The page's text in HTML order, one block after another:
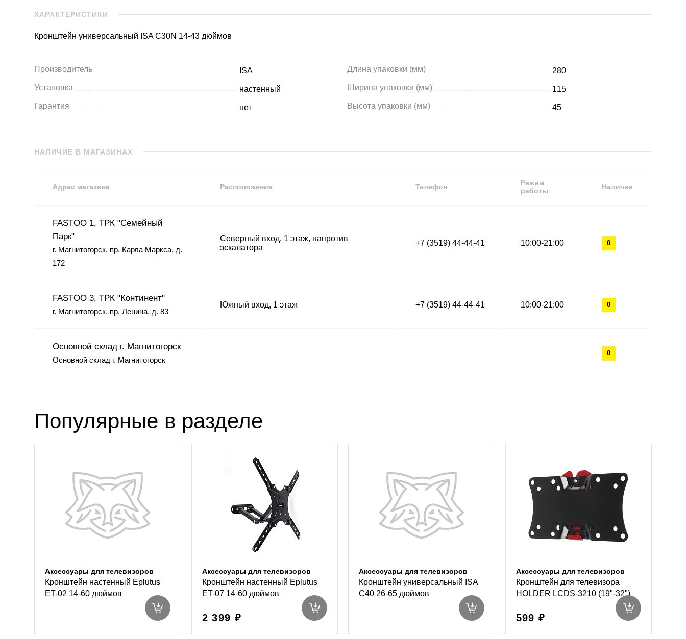
ХАРАКТЕРИСТИКИ
Кронштейн универсальный ISA C30N 14-43 дюймов
Производитель
ISA
Установка
настенный
Гарантия
нет
Длина упаковки (мм)
280
Ширина упаковки (мм)
115
Высота упаковки (мм)
45
НАЛИЧИЕ В МАГАЗИНАХ
Адрес магазина Расположение Телефон
Режим
работы
Наличие
FASTOO 1, ТРК "Семейный
Парк"
г. Магнитогорск, пр. Карла Маркса, д.
172
Северный вход, 1 этаж, напротив
эскалатора
+7 (3519) 44-44-41 10:00-21:00 0
FASTOO 3, ТРК "Континент"
г. Магнитогорск, пр. Ленина, д. 83
Южный вход, 1 этаж +7 (3519) 44-44-41 10:00-21:00 0
Основной склад г. Магнитогорск
Основной склад г. Магнитогорск
0
Популярные в разделе
Аксессуары для телевизоров
Кронштейн настенный Eplutus
ET-02 14-60 дюймов
Аксессуары для телевизоров
Кронштейн настенный Eplutus
ET-07 14-60 дюймов
2 399 ₽
Аксессуары для телевизоров
Кронштейн универсальный ISA
C40 26-65 дюймов
Аксессуары для телевизоров
Кронштейн для телевизора
HOLDER LCDS-3210 (19"-32")
599 ₽